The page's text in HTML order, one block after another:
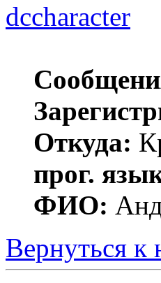
dccharacter
Откуда:
прог.
ФИО:
Вернуться к